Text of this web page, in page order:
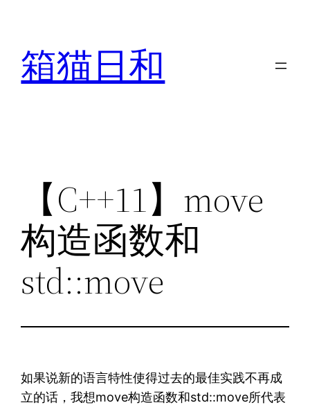
content
箱猫日和
【C++11】move
构造函数和
std::move
如果说新的语言特性使得过去的最佳实践不再成
立的话，我想move构造函数和std::move所代表